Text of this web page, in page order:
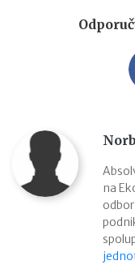
na